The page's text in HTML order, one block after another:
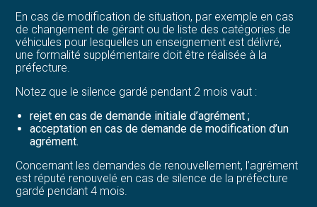
En cas de modification de situation, par exemple en cas
de changement de gérant ou de liste des catégories de
véhicules pour lesquelles un enseignement est délivré,
une formalité supplémentaire doit être réalisée à la
préfecture.
Notez que le silence gardé pendant 2 mois vaut :
rejet en cas de demande initiale d’agrément ;
acceptation en cas de demande de modification d’un
agrément.
Concernant les demandes de renouvellement, l’agrément
est réputé renouvelé en cas de silence de la préfecture
gardé pendant 4 mois.